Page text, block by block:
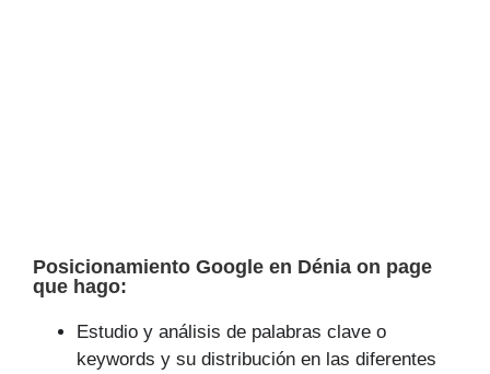
Posicionamiento Google en Dénia on page
que hago:
Estudio y análisis de palabras clave o
keywords y su distribución en las diferentes